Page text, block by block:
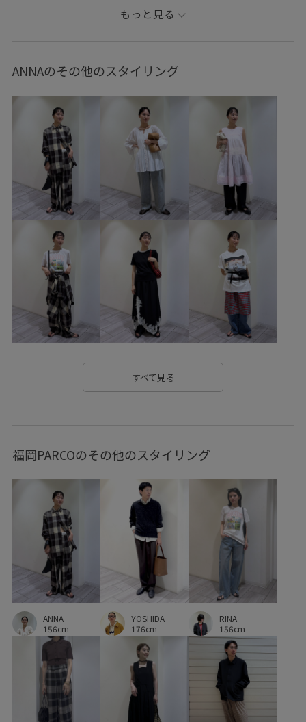
EUS36770 GAA06190
Wpickup_items おすすめトップス
カジュアル カジュアルすぎない
コーディネートのアクセント シャツ ショルダーバッグ
シンプル ストラップ
ストレートシルエット スニーカー スラックス
デザイン性
バランスが良い フラットサンダル ヘルシー
ベーシック ユーズド加工 ルーズ
レザーシューズ ヴィンテージ感 別注アイテム
抜け感 牛革 耐久性 長く使える 長財布
もっと見る
ANNAのその他のスタイリング
すべて見る
福岡PARCOのその他のスタイリング
ANNA
156cm
YOSHIDA
176cm
RINA
156cm